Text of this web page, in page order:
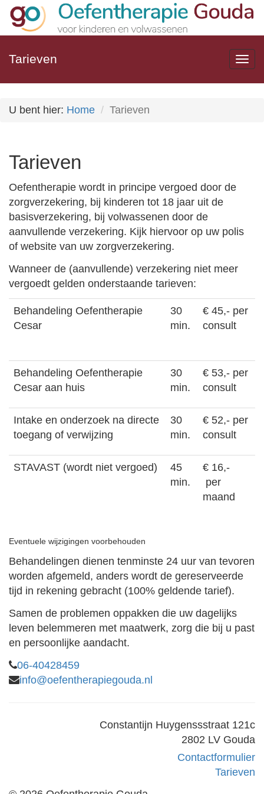
Tarieven
U bent hier: Home Tarieven
Tarieven
Oefentherapie wordt in principe vergoed door de
zorgverzekering, bij kinderen tot 18 jaar uit de
basisverzekering, bij volwassenen door de
aanvullende verzekering. Kijk hiervoor op uw polis
of website van uw zorgverzekering.
Wanneer de (aanvullende) verzekering niet meer
vergoedt gelden onderstaande tarieven:
Behandeling Oefentherapie
Cesar
30
min.
€ 45,- per
consult
Behandeling Oefentherapie
Cesar aan huis
30
min.
€ 53,- per
consult
Intake en onderzoek na directe
toegang of verwijzing
30
min.
€ 52,- per
consult
STAVAST (wordt niet vergoed)
45
min.
€ 16,-
per
maand
Eventuele wijzigingen voorbehouden
Behandelingen dienen tenminste 24 uur van tevoren
worden afgemeld, anders wordt de gereserveerde
tijd in rekening gebracht (100% geldende tarief).
Samen de problemen oppakken die uw dagelijks
leven belemmeren met maatwerk, zorg die bij u past
en persoonlijke aandacht.
06-40428459
info@oefentherapiegouda.nl
Constantijn Huygenssstraat 121c
2802 LV Gouda
Contactformulier
Tarieven